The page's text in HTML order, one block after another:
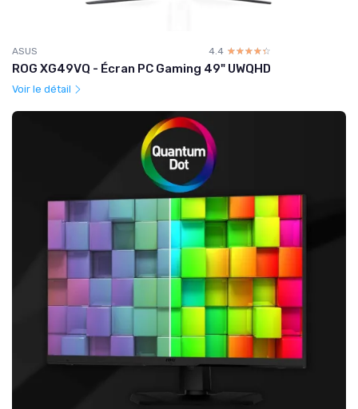
ASUS 4.4 ☆☆☆☆☆
★★★★★
ROG XG49VQ - Écran PC Gaming 49" UWQHD
Voir le détail